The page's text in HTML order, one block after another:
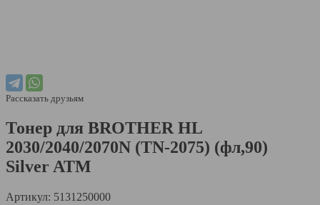
Рассказать друзьям
Тонер для BROTHER HL
2030/2040/2070N (TN-2075) (фл,90)
Silver ATM
Артикул: 5131250000